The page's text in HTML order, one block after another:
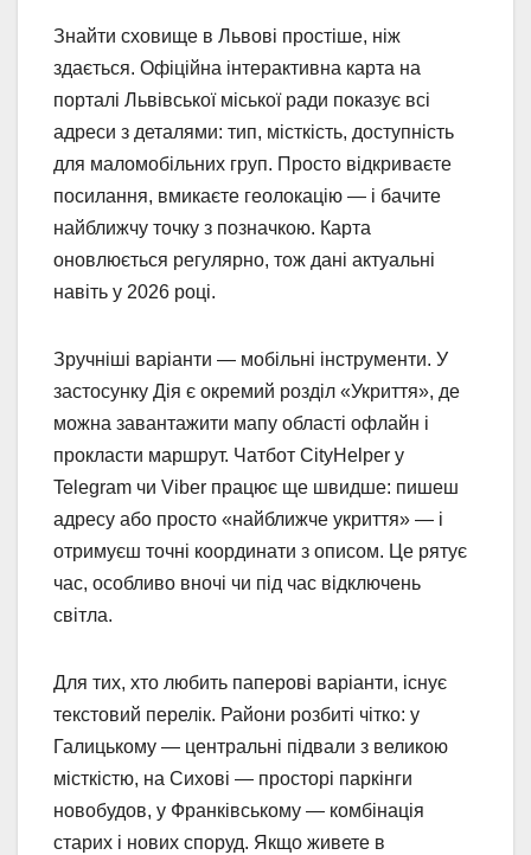
Знайти сховище в Львові простіше, ніж
здається. Офіційна інтерактивна карта на
порталі Львівської міської ради показує всі
адреси з деталями: тип, місткість, доступність
для маломобільних груп. Просто відкриваєте
посилання, вмикаєте геолокацію — і бачите
найближчу точку з позначкою. Карта
оновлюється регулярно, тож дані актуальні
навіть у 2026 році.
Зручніші варіанти — мобільні інструменти. У
застосунку Дія є окремий розділ «Укриття», де
можна завантажити мапу області офлайн і
прокласти маршрут. Чатбот CityHelper у
Telegram чи Viber працює ще швидше: пишеш
адресу або просто «найближче укриття» — і
отримуєш точні координати з описом. Це рятує
час, особливо вночі чи під час відключень
світла.
Для тих, хто любить паперові варіанти, існує
текстовий перелік. Райони розбиті чітко: у
Галицькому — центральні підвали з великою
місткістю, на Сихові — просторі паркінги
новобудов, у Франківському — комбінація
старих і нових споруд. Якщо живете в